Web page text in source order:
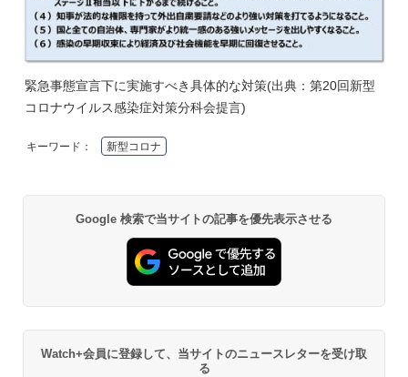
緊急事態宣言下に実施すべき具体的な対策(出典：第20回新型
コロナウイルス感染症対策分科会提言)
キーワード： 新型コロナ
Google 検索で当サイトの記事を優先表示させる
Watch+会員に登録して、当サイトのニュースレターを受け取
る